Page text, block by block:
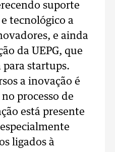
suporte
tecnológico a
e ainda
da UEPG, que
startups.
a inovação é
processo de
está presente
ligados à